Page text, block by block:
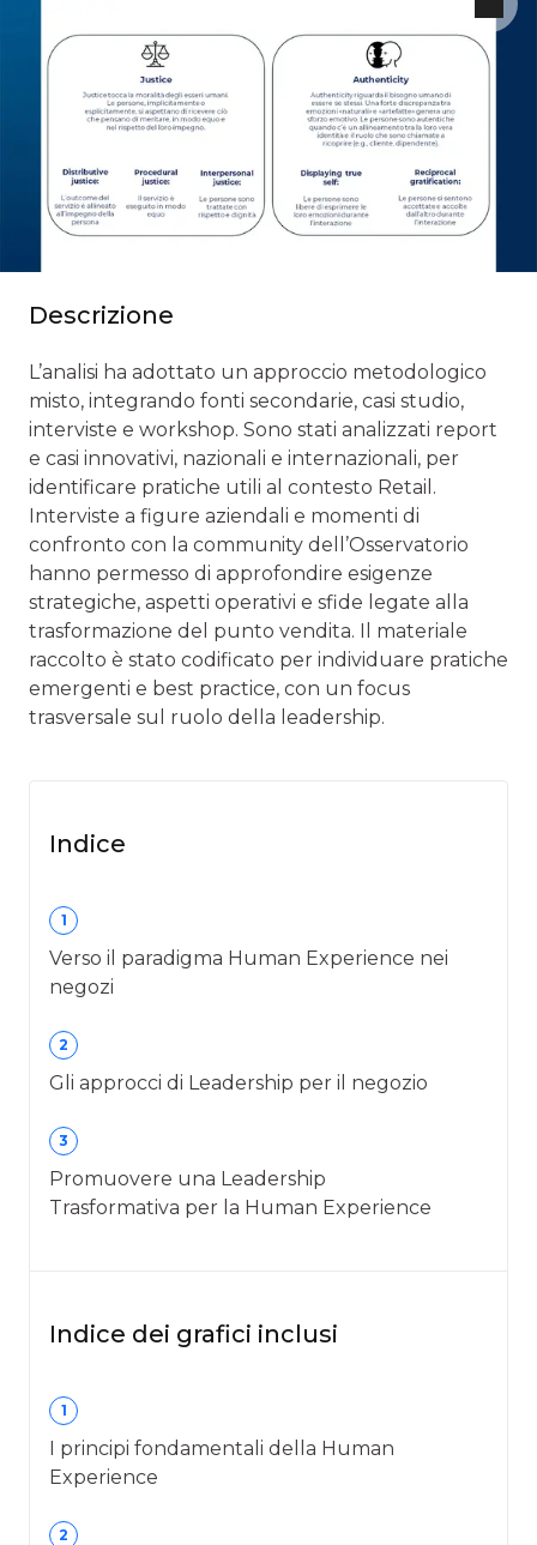
Descrizione
L’analisi ha adottato un approccio metodologico
misto, integrando fonti secondarie, casi studio,
interviste e workshop. Sono stati analizzati report
e casi innovativi, nazionali e internazionali, per
identificare pratiche utili al contesto Retail.
Interviste a figure aziendali e momenti di
confronto con la community dell’Osservatorio
hanno permesso di approfondire esigenze
strategiche, aspetti operativi e sfide legate alla
trasformazione del punto vendita. Il materiale
raccolto è stato codificato per individuare pratiche
emergenti e best practice, con un focus
trasversale sul ruolo della leadership.
Indice
1
Verso il paradigma Human Experience nei
negozi
2
Gli approcci di Leadership per il negozio
3
Promuovere una Leadership
Trasformativa per la Human Experience
Indice dei grafici inclusi
1
I principi fondamentali della Human
Experience
2